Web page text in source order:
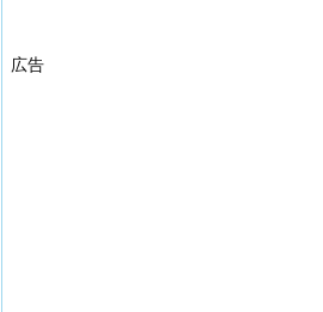
広告